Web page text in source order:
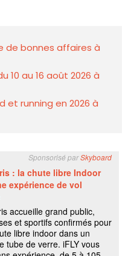
de bonnes affaires à
10 au 16 août 2026 à
et running en 2026 à